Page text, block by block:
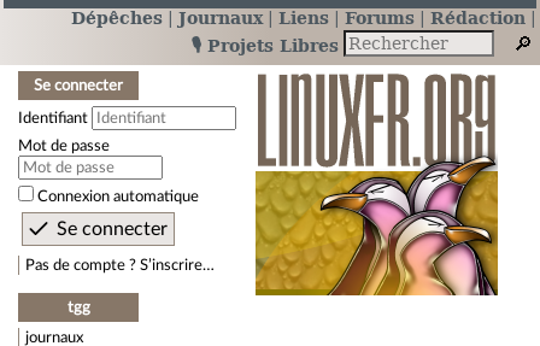
Dépêches Journaux Liens Forums
Rédaction
🎙️ Projets Libres
Se connecter
Identifiant
Mot de passe
Connexion automatique
Pas de compte ? S’inscrire…
tgg
journaux